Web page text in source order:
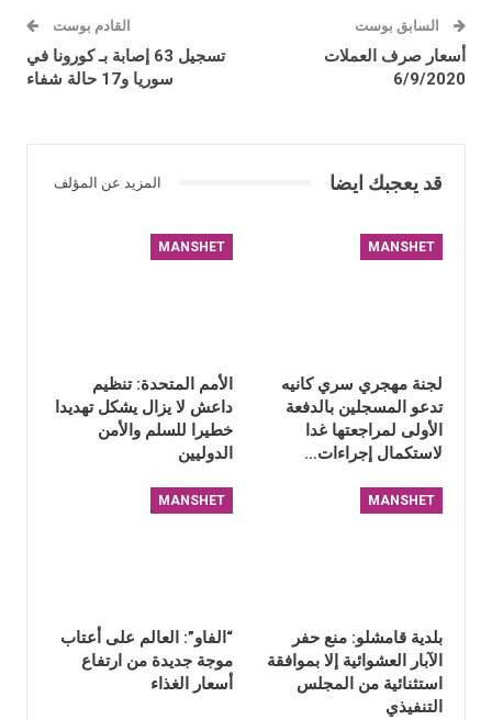
السابق بوست
أسعار صرف العملات
6/9/2020
القادم بوست
تسجيل 63 إصابة بـ كورونا في
سوريا و17 حالة شفاء
قد يعجبك ايضا المزيد عن المؤلف
MANSHET
لجنة مهجري سري كانيه
تدعو المسجلين بالدفعة
الأولى لمراجعتها غدا
لاستكمال إجراءات…
MANSHET
الأمم المتحدة: تنظيم
داعش لا يزال يشكل تهديدا
خطيرا للسلم والأمن
الدوليين
MANSHET
بلدية قامشلو: منع حفر
الآبار العشوائية إلا بموافقة
استثنائية من المجلس
التنفيذي
MANSHET
“الفاو”: العالم على أعتاب
موجة جديدة من ارتفاع
أسعار الغذاء